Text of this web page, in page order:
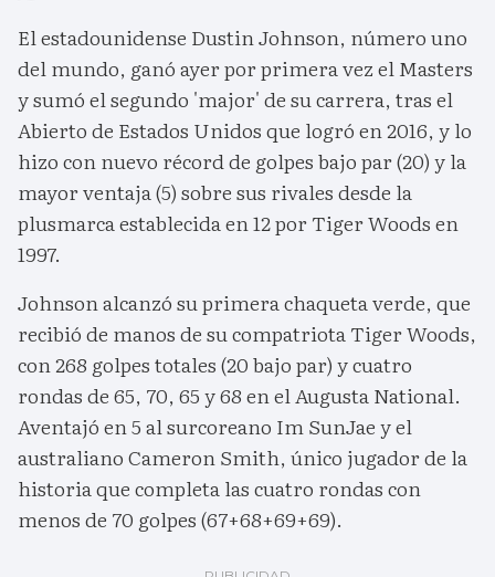
El estadounidense Dustin Johnson, número uno
del mundo, ganó ayer por primera vez el Masters
y sumó el segundo 'major' de su carrera, tras el
Abierto de Estados Unidos que logró en 2016, y lo
hizo con nuevo récord de golpes bajo par (20) y la
mayor ventaja (5) sobre sus rivales desde la
plusmarca establecida en 12 por Tiger Woods en
1997.
Johnson alcanzó su primera chaqueta verde, que
recibió de manos de su compatriota Tiger Woods,
con 268 golpes totales (20 bajo par) y cuatro
rondas de 65, 70, 65 y 68 en el Augusta National.
Aventajó en 5 al surcoreano Im SunJae y el
australiano Cameron Smith, único jugador de la
historia que completa las cuatro rondas con
menos de 70 golpes (67+68+69+69).